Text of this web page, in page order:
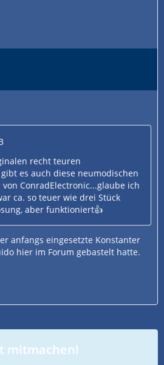
recht teuren
es auch diese neumodischen
von ConradElectronic...glaube ich
ca. so teuer wie drei Stück
aber funktioniert👍
anfangs eingesetzte Konstanter
hier im Forum gebastelt hatte.
mitmachen!